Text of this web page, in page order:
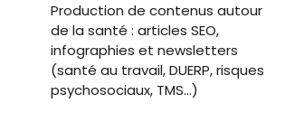
Production de contenus autour
de la santé : articles SEO,
infographies et newsletters
(santé au travail, DUERP, risques
psychosociaux, TMS...)